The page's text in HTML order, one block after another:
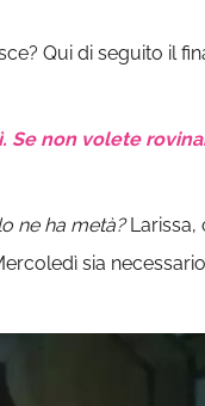
Qui di seguito il
Se non volete
ne ha metà?Larissa,
sia